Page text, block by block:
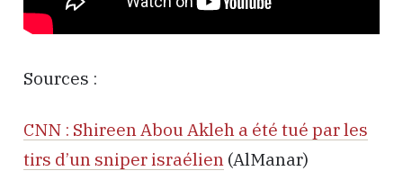
Sources :
CNN : Shireen Abou Akleh a été tué par les
tirs d’un sniper israélien (AlManar)